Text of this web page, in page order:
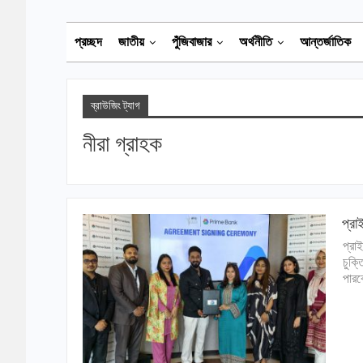
প্রচ্ছদ জাতীয় পুঁজিবাজার অর্থনীতি আন্তর্জাতিক
ব্রাউজিং ট্যাগ
নীরা গ্রাহক